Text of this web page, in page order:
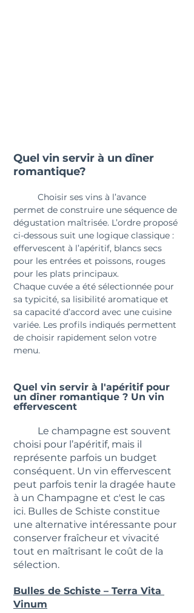
Quel vin servir à un dîner
romantique?
permet de construire une séquence de
dégustation maîtrisée. L’ordre proposé
ci-dessous suit une logique classique :
effervescent à l’apéritif, blancs secs
pour les entrées et poissons, rouges
pour les plats principaux.
Chaque cuvée a été sélectionnée pour
sa typicité, sa lisibilité aromatique et
sa capacité d’accord avec une cuisine
variée. Les profils indiqués permettent
de choisir rapidement selon votre
menu.
Quel vin servir à l'apéritif pour
un dîner romantique ? Un vin
effervescent
choisi pour l’apéritif, mais il
représente parfois un budget
conséquent. Un vin effervescent
peut parfois tenir la dragée haute
à un Champagne et c'est le cas
ici. Bulles de Schiste constitue
une alternative intéressante pour
conserver fraîcheur et vivacité
tout en maîtrisant le coût de la
sélection.
Bulles de Schiste – Terra Vita
Vinum